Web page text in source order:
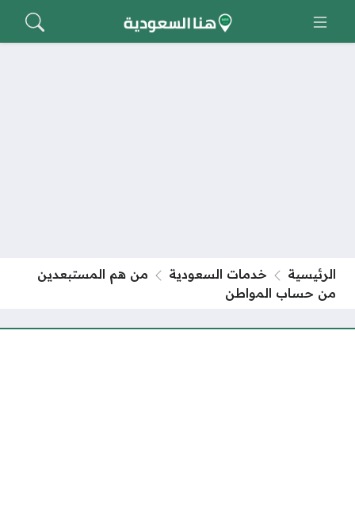
الرئيسية خدمات السعودية
من هم المستبعدين
من حساب المواطن